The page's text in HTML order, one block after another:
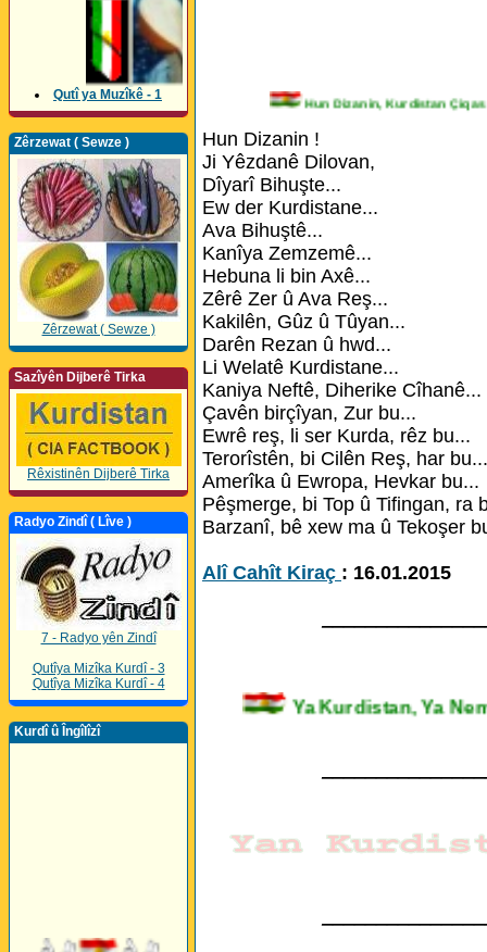
Qutî ya Muzîkê - 1
Zêrzewat ( Sewze )
Zêrzewat ( Sewze )
Sazîyên Dijberê Tirka
Rêxistinên Dijberê Tirka
Radyo Zindî ( Lîve )
7 - Radyo yên Zindî
Qutîya Mizîka Kurdî - 3
Qutîya Mizîka Kurdî - 4
Kurdî û Îngîlîzî
Hun Dizanin, Kurdistan
Hun Dizanin !
Ji Yêzdanê Dilovan,
Dîyarî Bihuşte...
Ew der Kurdistane...
Ava Bihuştê...
Kanîya Zemzemê...
Hebuna li bin Axê...
Zêrê Zer û Ava Reş...
Kakilên, Gûz û Tûyan...
Darên Rezan û hwd...
Li Welatê Kurdistane...
Kaniya Neftê, Diherike Cîhanê...
Çavên birçîyan, Zur bu...
Ewrê reş, li ser Kurda, rêz bu...
Terorîstên, bi Cilên Reş, har bu...
Amerîka û Ewropa, Hevkar bu...
Pêşmerge, bi Top û Tifingan, ra
Barzanî, bê xew ma û Tekoşer
Alî Cahît Kiraç : 16.01.2015
Ya Kurdistan, Ya